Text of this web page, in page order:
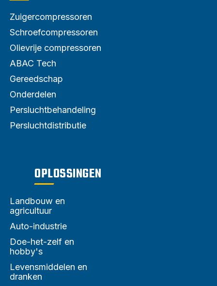
Zuigercompressoren
Schroefcompressoren
Olievrije compressoren
ABAC Tech
Gereedschap
Onderdelen
Persluchtbehandeling
Persluchtdistributie
OPLOSSINGEN
Landbouw en
agricultuur
Auto-industrie
Doe-het-zelf en
hobby's
Levensmiddelen en
dranken